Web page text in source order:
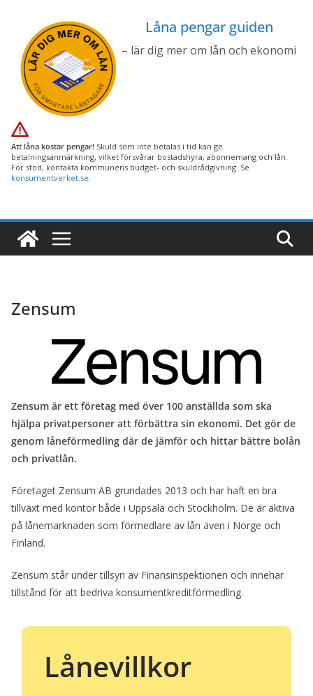
innehåll
Låna pengar guiden
– lär dig mer om lån och ekonomi
Att låna kostar pengar! Skuld som inte betalas i tid kan ge
betalningsanmärkning, vilket försvårar bostadshyra, abonnemang och lån.
För stöd, kontakta kommunens budget- och skuldrådgivning. Se
konsumentverket.se.
Zensum
Zensum är ett företag med över 100 anställda som ska
hjälpa privatpersoner att förbättra sin ekonomi. Det gör de
genom låneförmedling där de jämför och hittar bättre bolån
och privatlån.
Företaget Zensum AB grundades 2013 och har haft en bra
tillväxt med kontor både i Uppsala och Stockholm. De är aktiva
på lånemarknaden som förmedlare av lån även i Norge och
Finland.
Zensum står under tillsyn av Finansinspektionen och innehar
tillstånd för att bedriva konsumentkreditförmedling.
Lånevillkor